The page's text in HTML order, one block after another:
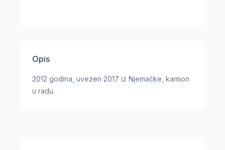
Opis
2012 godina, uvezen 2017 iz Njemačke, kamion
u radu.